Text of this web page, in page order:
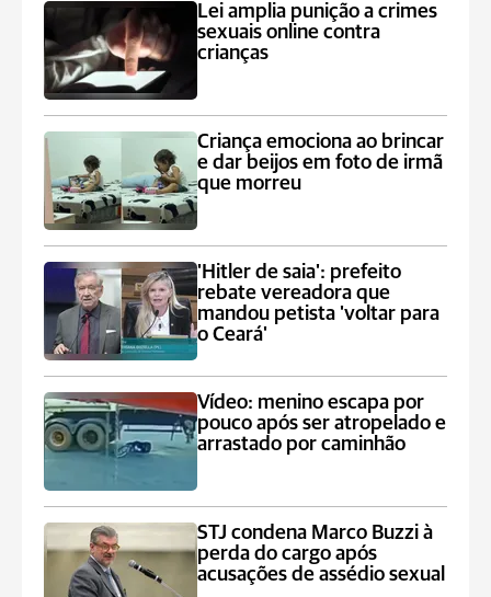
Lei amplia punição a crimes
sexuais online contra
crianças
Criança emociona ao brincar
e dar beijos em foto de irmã
que morreu
'Hitler de saia': prefeito
rebate vereadora que
mandou petista 'voltar para
o Ceará'
Vídeo: menino escapa por
pouco após ser atropelado e
arrastado por caminhão
STJ condena Marco Buzzi à
perda do cargo após
acusações de assédio sexual